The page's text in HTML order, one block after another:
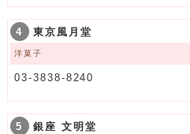
4 東京風月堂
洋菓子
03-3838-8240
5 銀座 文明堂